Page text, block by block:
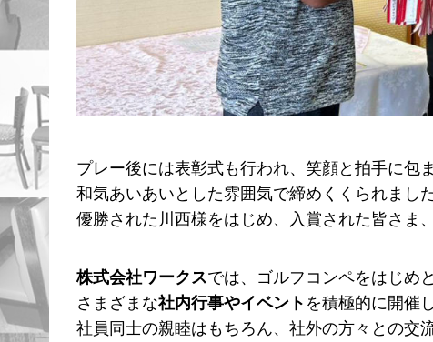
プレー後には表彰式も行われ、笑顔と拍手に包
和気あいあいとした雰囲気で締めくくられました
優勝された川西様をはじめ、入賞された皆さま
株式会社ワークスでは、ゴルフコンペをはじめ
さまざまな社内行事やイベント を積極的に開催
社員同士の親睦はもちろん、社外の方々との交